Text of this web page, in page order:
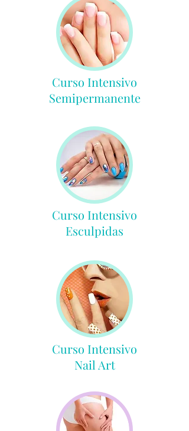
Curso Intensivo
Semipermanente
Curso Intensivo
Esculpidas
Curso Intensivo
Nail Art